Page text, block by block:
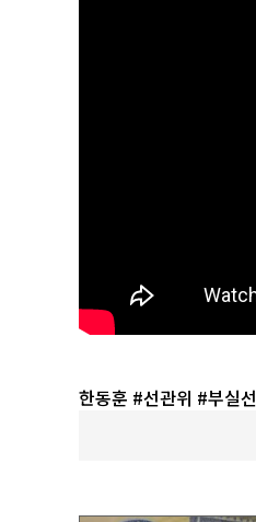
한동훈 #선관위 #부실